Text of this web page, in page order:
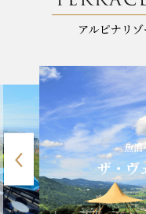
魚沼
ザ・ヴ